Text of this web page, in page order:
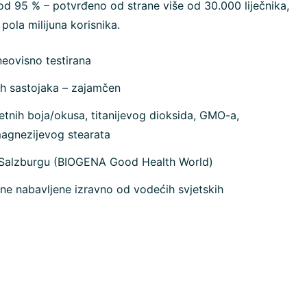
95 % – potvrđeno od strane više od 30.000 liječnika,
milijuna korisnika.
testirana
sastojaka – zajamčen
boja/okusa, titanijevog dioksida, GMO-a,
stearata
(BIOGENA Good Health World)
nabavljene izravno od vodećih svjetskih